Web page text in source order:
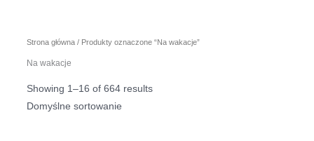
Strona główna / Produkty oznaczone “Na wakacje”
Na wakacje
Showing 1–16 of 664 results